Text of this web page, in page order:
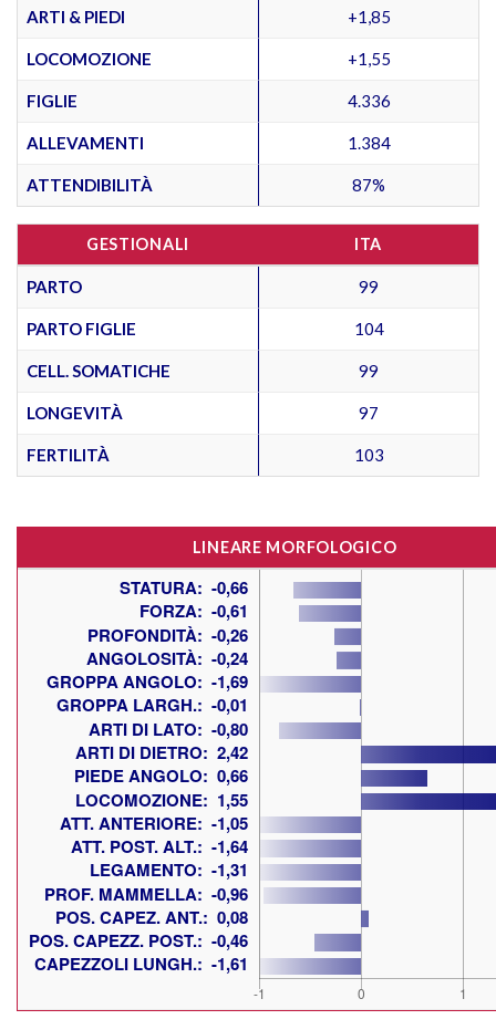
ARTI & PIEDI +1,85
LOCOMOZIONE +1,55
FIGLIE 4.336
ALLEVAMENTI 1.384
ATTENDIBILITÀ 87%
GESTIONALI ITA
PARTO 99
PARTO FIGLIE 104
CELL. SOMATICHE 99
LONGEVITÀ 97
FERTILITÀ 103
LINEARE MORFOLOGICO